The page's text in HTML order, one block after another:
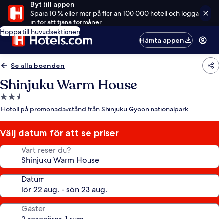
Byt till appen
Spara 10 % eller mer på fler än 100 000 hotell och logga
in för att tjäna förmåner
Hoppa till huvudsektionen
Hämta appen
Se alla boenden
Shinjuku Warm House
2.5-
stjärnigt
Hotell på promenadavstånd från Shinjuku Gyoen nationalpark
Välj datum för att se priser
Vart reser du?
Datum
Gäster